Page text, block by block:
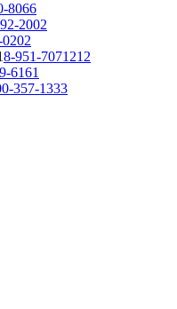
8066
2002
8-951-7071212
6161
357-1333